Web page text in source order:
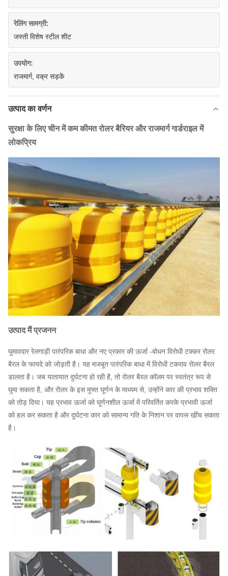
रेलिंग सामग्री:
जस्ती विशेष स्टील शीट
उपयोग:
राजमार्ग, वक्र सड़कें
उत्पाद का वर्णन
सुरक्षा के लिए चीन में कम कीमत रोलर बैरियर और राजमार्ग गार्डराइल में
लोकप्रिय
उत्पाद मैं प्रजनन
घुमावदार रेलगाड़ी पारंपरिक बाधा और नए प्रकार की ऊर्जा -बोधन विरोधी टक्कर रोलर
बैरल के फायदे को जोड़ती है। यह मजबूत पारंपरिक बाधा में विरोधी टकराव रोलर बैरल
डालता है। जब यातायात दुर्घटना हो रही है, तो रोलर बैरल कॉलम पर स्वतंत्र रूप से
घुमा सकता है, और रोलर के इस मुफ्त घूर्णन के माध्यम से, उन्होंने कार की प्रभाव शक्ति
को तोड़ दिया। यह प्रभाव ऊर्जा को घूर्णनशील ऊर्जा में परिवर्तित करके प्रभावी ऊर्जा
को हल कर सकता है और दुर्घटना कार को सामान्य गति के निशान पर वापस खींच सकता
है।